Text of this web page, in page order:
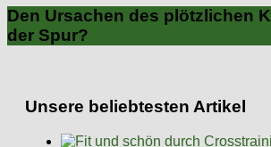
Den Ursachen des plötzlichen
der Spur?
Unsere beliebtesten Artikel